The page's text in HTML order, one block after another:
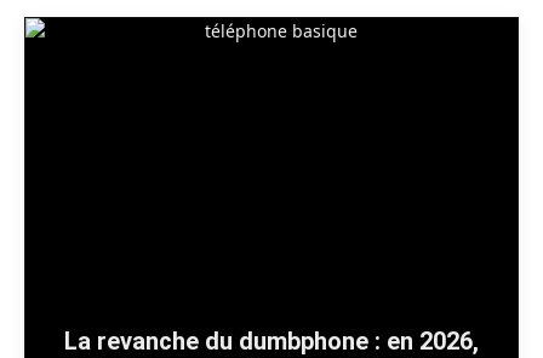
La revanche du dumbphone : en 2026,